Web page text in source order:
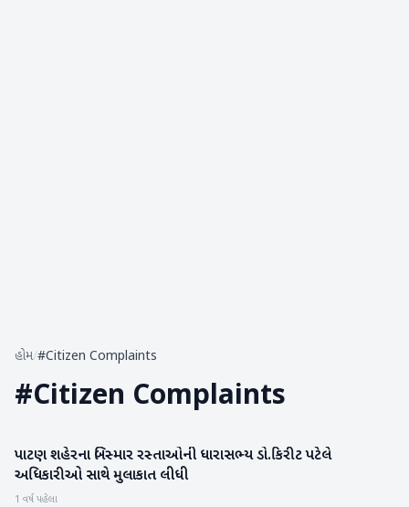
હોમ/#Citizen Complaints
#Citizen Complaints
પાટણ
પાટણ શહેરના બિસ્માર રસ્તાઓની ધારાસભ્ય ડો.કિરીટ પટેલે
અધિકારીઓ સાથે મુલાકાત લીધી
1 વર્ષ પહેલા